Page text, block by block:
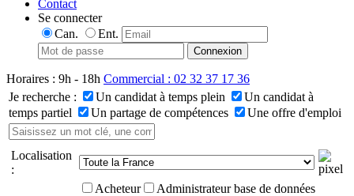
Contact
Se connecter
Can.
Ent.
Horaires : 9h - 18h Commercial : 02 32 37 17 36
Je recherche :
Un candidat à temps plein
Un candidat à
temps partiel
Un partage de compétences Une offre d'emploi
Localisation
:
Acheteur
Administrateur base de données